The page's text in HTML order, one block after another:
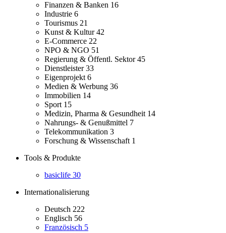
Finanzen & Banken 16
Industrie 6
Tourismus 21
Kunst & Kultur42
E-Commerce 22
NPO & NGO 51
Regierung & Öffentl. Sektor45
Dienstleister33
Eigenprojekt 6
Medien & Werbung 36
Immobilien 14
Sport 15
Medizin, Pharma & Gesundheit 14
Nahrungs- & Genußmittel 7
Telekommunikation 3
Forschung & Wissenschaft 1
Tools & Produkte
basiclife 30
Internationalisierung
Deutsch 222
Englisch 56
Französisch 5